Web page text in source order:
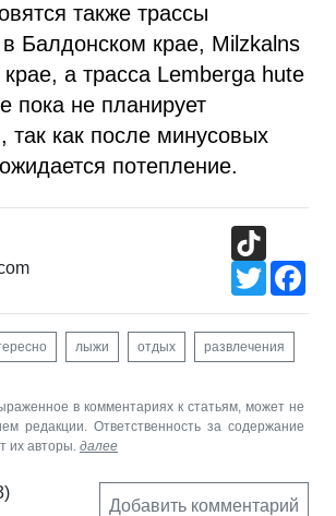
также трассы
Балдонском крае, Milzkalns
а трасса Lemberga hute
пока не планирует
так как после минусовых
потепление.
Twitter
лыжи отдых развлечения
в комментариях к статьям, может не
редакции. Ответственность за содержание
их авторы. далее
Добавить комментарий